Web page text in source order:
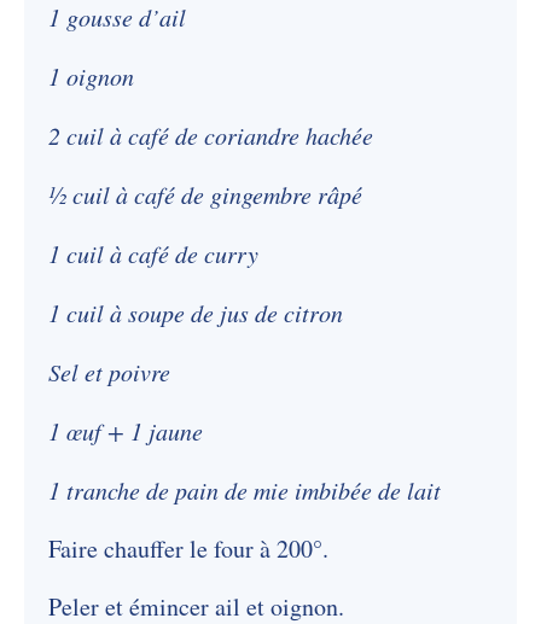
1 gousse d’ail
1 oignon
2 cuil à café de coriandre hachée
½ cuil à café de gingembre râpé
1 cuil à café de curry
1 cuil à soupe de jus de citron
Sel et poivre
1 œuf + 1 jaune
1 tranche de pain de mie imbibée de lait
Faire chauffer le four à 200°.
Peler et émincer ail et oignon.